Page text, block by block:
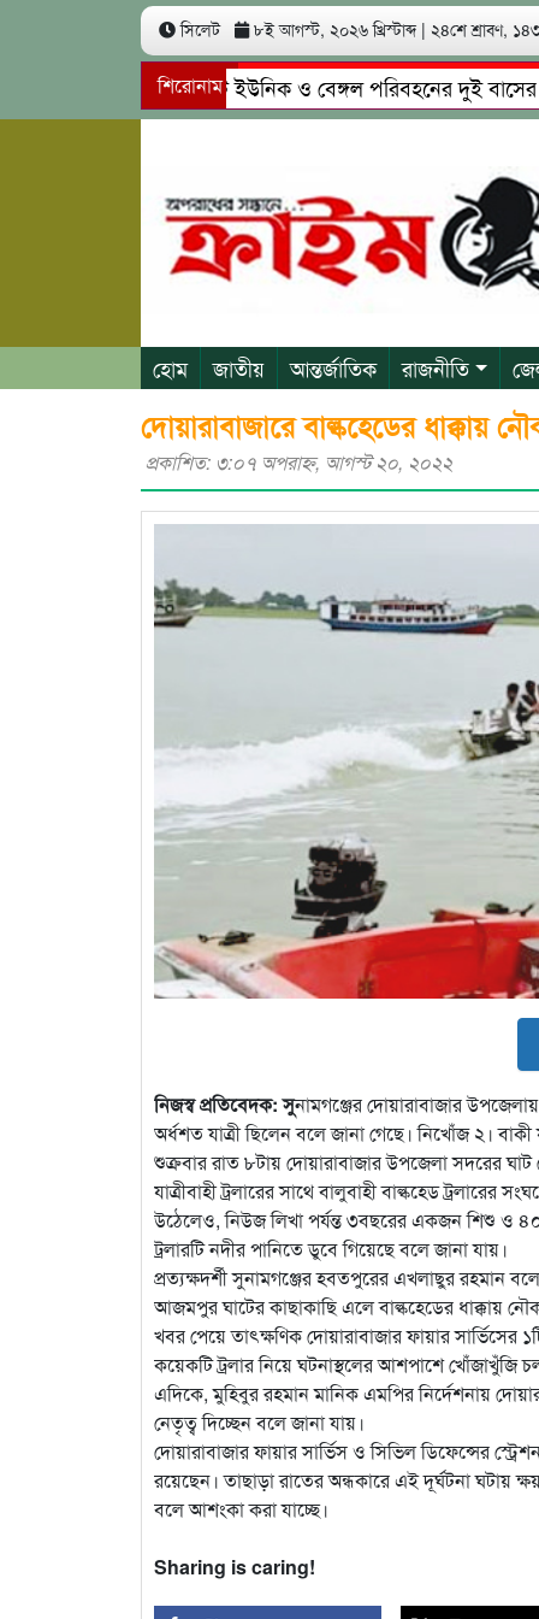
সিলেট ৮ই আগস্ট, ২০২৬ খ্রিস্টাব্দ | ২৪শে শ্রাবণ,
শিরোনাম
সিলেটে ইউনিক ও বেঙ্গল পরিবহনের দুই বাসের
গোয়াইনঘাটে প্রেমের ফাঁদে তরুণী পাচার: মাদকাসক্ত
হোম জাতীয় আন্তর্জাতিক রাজনীতি
দোয়ারাবাজারে বাল্কহেডের ধাক্কায়
প্রকাশিত: ৩:০৭ অপরাহ্ণ, আগস্ট ২০, ২০২২
নিজস্ব প্রতিবেদক: সুনামগঞ্জের দোয়ারাবাজার
অর্ধশত যাত্রী ছিলেন বলে জানা গেছে। নিখোঁজ ২। বাকী
শুক্রবার রাত ৮টায় দোয়ারাবাজার উপজেলা সদরের
যাত্রীবাহী ট্রলারের সাথে বালুবাহী বাল্কহেড ট্রলারের
উঠেলেও, নিউজ লিখা পর্যন্ত ৩বছরের একজন শিশু ও
ট্রলারটি নদীর পানিতে ডুবে গিয়েছে বলে জানা যায়।
প্রত্যক্ষদর্শী সুনামগঞ্জের হবতপুরের এখলাছুর রহমান
আজমপুর ঘাটের কাছাকাছি এলে বাল্কহেডের ধাক্কায়
খবর পেয়ে তাৎক্ষণিক দোয়ারাবাজার ফায়ার সার্ভিসের
কয়েকটি ট্রলার নিয়ে ঘটনাস্থলের আশপাশে খোঁজাখুঁজি
এদিকে, মুহিবুর রহমান মানিক এমপির নির্দেশনায়
নেতৃত্ব দিচ্ছেন বলে জানা যায়।
দোয়ারাবাজার ফায়ার সার্ভিস ও সিভিল ডিফেন্সের
রয়েছেন। তাছাড়া রাতের অন্ধকারে এই দূর্ঘটনা ঘটায়
বলে আশংকা করা যাচ্ছে।
Sharing is caring!